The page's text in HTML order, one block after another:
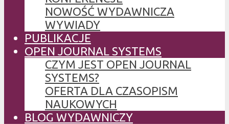
NOWOŚĆ WYDAWNICZA
WYWIADY
PUBLIKACJE
OPEN JOURNAL SYSTEMS
CZYM JEST OPEN JOURNAL
SYSTEMS?
OFERTA DLA CZASOPISM
NAUKOWYCH
BLOG WYDAWNICZY